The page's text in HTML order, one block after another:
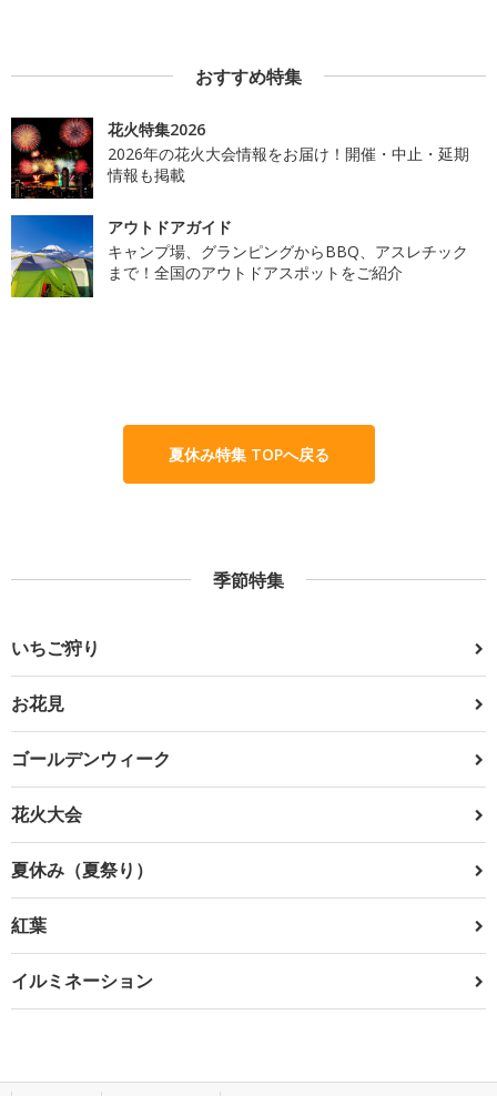
おすすめ特集
花火特集2026
2026年の花火大会情報をお届け！開催・中止・延期
情報も掲載
アウトドアガイド
キャンプ場、グランピングからBBQ、アスレチック
まで！全国のアウトドアスポットをご紹介
夏休み特集 TOPへ戻る
季節特集
いちご狩り
お花見
ゴールデンウィーク
花火大会
夏休み（夏祭り）
紅葉
イルミネーション